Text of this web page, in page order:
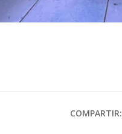
COMPARTIR: